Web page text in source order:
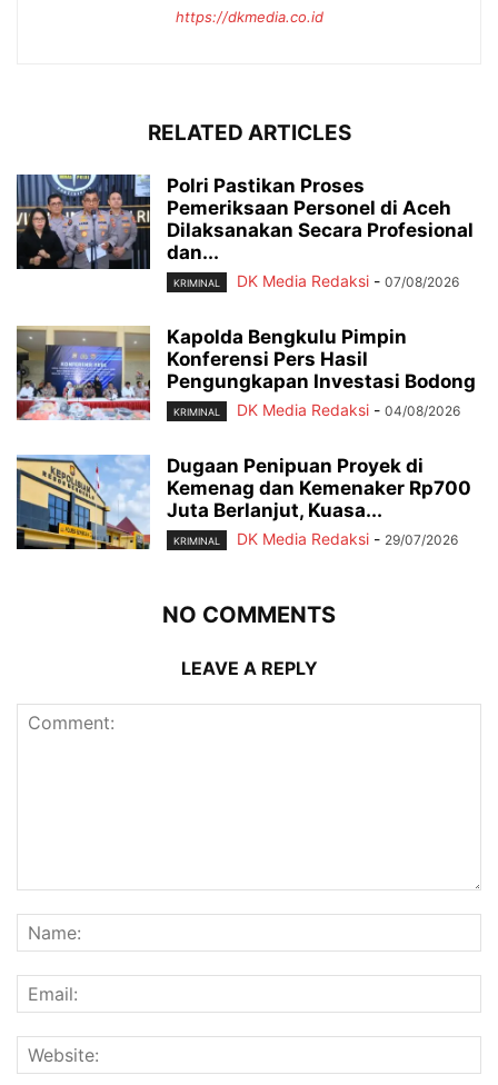
https://dkmedia.co.id
RELATED ARTICLES
Polri Pastikan Proses
Pemeriksaan Personel di Aceh
Dilaksanakan Secara Profesional
dan...
KRIMINAL DK Media Redaksi - 07/08/2026
Kapolda Bengkulu Pimpin
Konferensi Pers Hasil
Pengungkapan Investasi Bodong
KRIMINAL DK Media Redaksi - 04/08/2026
Dugaan Penipuan Proyek di
Kemenag dan Kemenaker Rp700
Juta Berlanjut, Kuasa...
KRIMINAL DK Media Redaksi - 29/07/2026
NO COMMENTS
LEAVE A REPLY